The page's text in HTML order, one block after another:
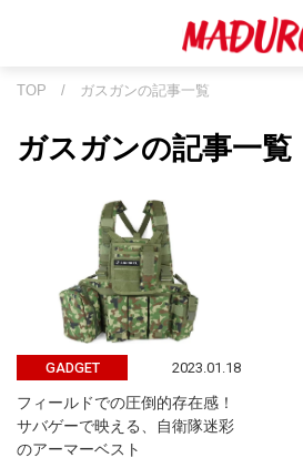
TOP / ガスガンの記事一覧
ガスガンの記事一覧
GADGET 2023.01.18
フィールドでの圧倒的存在感！
サバゲーで映える、自衛隊迷彩
のアーマーベスト